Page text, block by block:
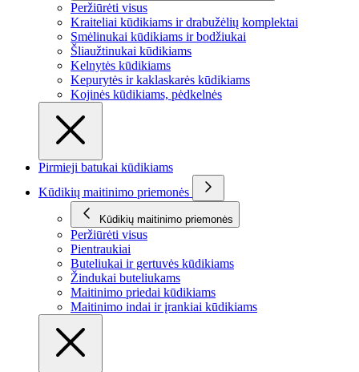
Peržiūrėti visus
Kraiteliai kūdikiams ir drabužėlių komplektai
Smėlinukai kūdikiams ir bodžiukai
Šliaužtinukai kūdikiams
Kelnytės kūdikiams
Kepurytės ir kaklaskarės kūdikiams
Kojinės kūdikiams, pėdkelnės
Pirmieji batukai kūdikiams
Kūdikių maitinimo priemonės
Kūdikių maitinimo priemonės
Peržiūrėti visus
Pientraukiai
Buteliukai ir gertuvės kūdikiams
Žindukai buteliukams
Maitinimo priedai kūdikiams
Maitinimo indai ir įrankiai kūdikiams